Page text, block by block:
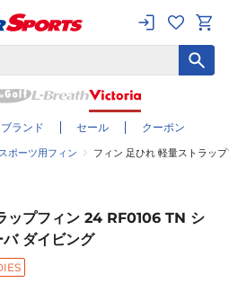
ブランド セール クーポン
ポーツ用フィン フィン 足ひれ 軽量ストラッ
ップフィン 24 RF0106 TN シ
ダイビング